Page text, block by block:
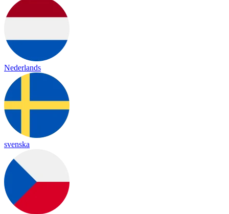
Nederlands
svenska